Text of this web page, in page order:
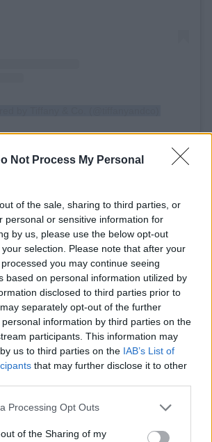
Not Process My Personal
of the sale, sharing to third parties, or
personal or sensitive information for
by us, please use the below opt-out
selection. Please note that after your
you may continue seeing
based on personal information utilized by
disclosed to third parties prior to
separately opt-out of the further
information by third parties on the
participants. This information may
us to third parties on the IAB’s List of
that may further disclose it to other
website/app uses one or more Google
visit or usage behaviour. You may click to
Processing Opt Outs
of the Sharing of my
στο Χόλιγουντ
για εμβληματικά brands που
το Tiffany & Co. ξεχωρίζει ως
κομψότητας. Εδώ και
αυτός οίκος κοσμεί τη
μια πινελιά γοητείας
σε μερικές από τις πιο
στιγμές του σινεμά. Από
μέχρι δράματα και action
μερικές από τις πιο
συνεργασίες των Tiffany με